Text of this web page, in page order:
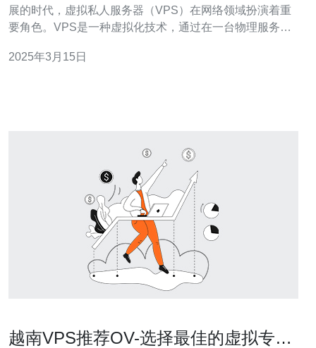
展的时代，虚拟私人服务器（VPS）在网络领域扮演着重
要角色。VPS是一种虚拟化技术，通过在一台物理服务器
一个充满活力的市场，提供了许多高性能的动态VPS选
2025年3月15日
越南VPS推荐OV-选择最佳的虚拟专用